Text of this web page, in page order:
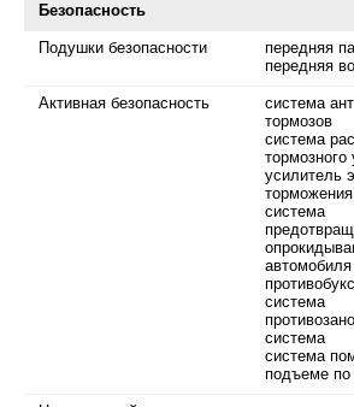
Безопасность
Подушки безопасности
передняя
передняя
Активная безопасность
система
тормозов
система
тормозного
усилитель
торможения
система
автомобиля
система
система
система
подъеме по